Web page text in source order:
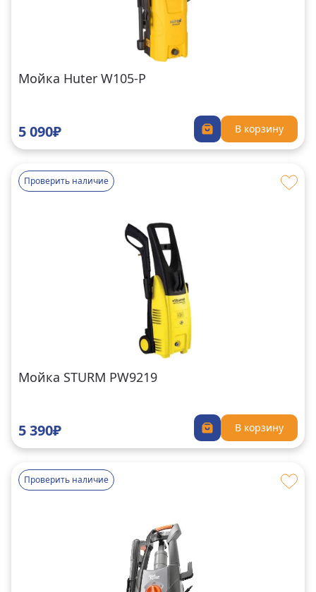
Мойка Huter W105-P
5 090₽ В корзину
Проверить наличие
Мойка STURM PW9219
5 390₽ В корзину
Проверить наличие